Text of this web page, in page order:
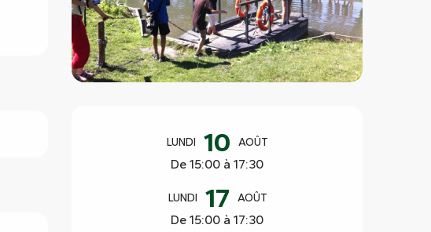
Ouverture et coordonnées
LUNDI 10 AOÛT
De 15:00 à 17:30
LUNDI 17 AOÛT
De 15:00 à 17:30